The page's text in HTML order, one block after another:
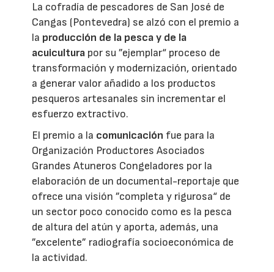
La cofradía de pescadores de San José de
Cangas (Pontevedra) se alzó con el premio a
la producción de la pesca y de la
acuicultura por su ”ejemplar“ proceso de
transformación y modernización, orientado
a generar valor añadido a los productos
pesqueros artesanales sin incrementar el
esfuerzo extractivo.
El premio a la comunicación fue para la
Organización Productores Asociados
Grandes Atuneros Congeladores por la
elaboración de un documental-reportaje que
ofrece una visión ”completa y rigurosa“ de
un sector poco conocido como es la pesca
de altura del atún y aporta, además, una
”excelente” radiografía socioeconómica de
la actividad.